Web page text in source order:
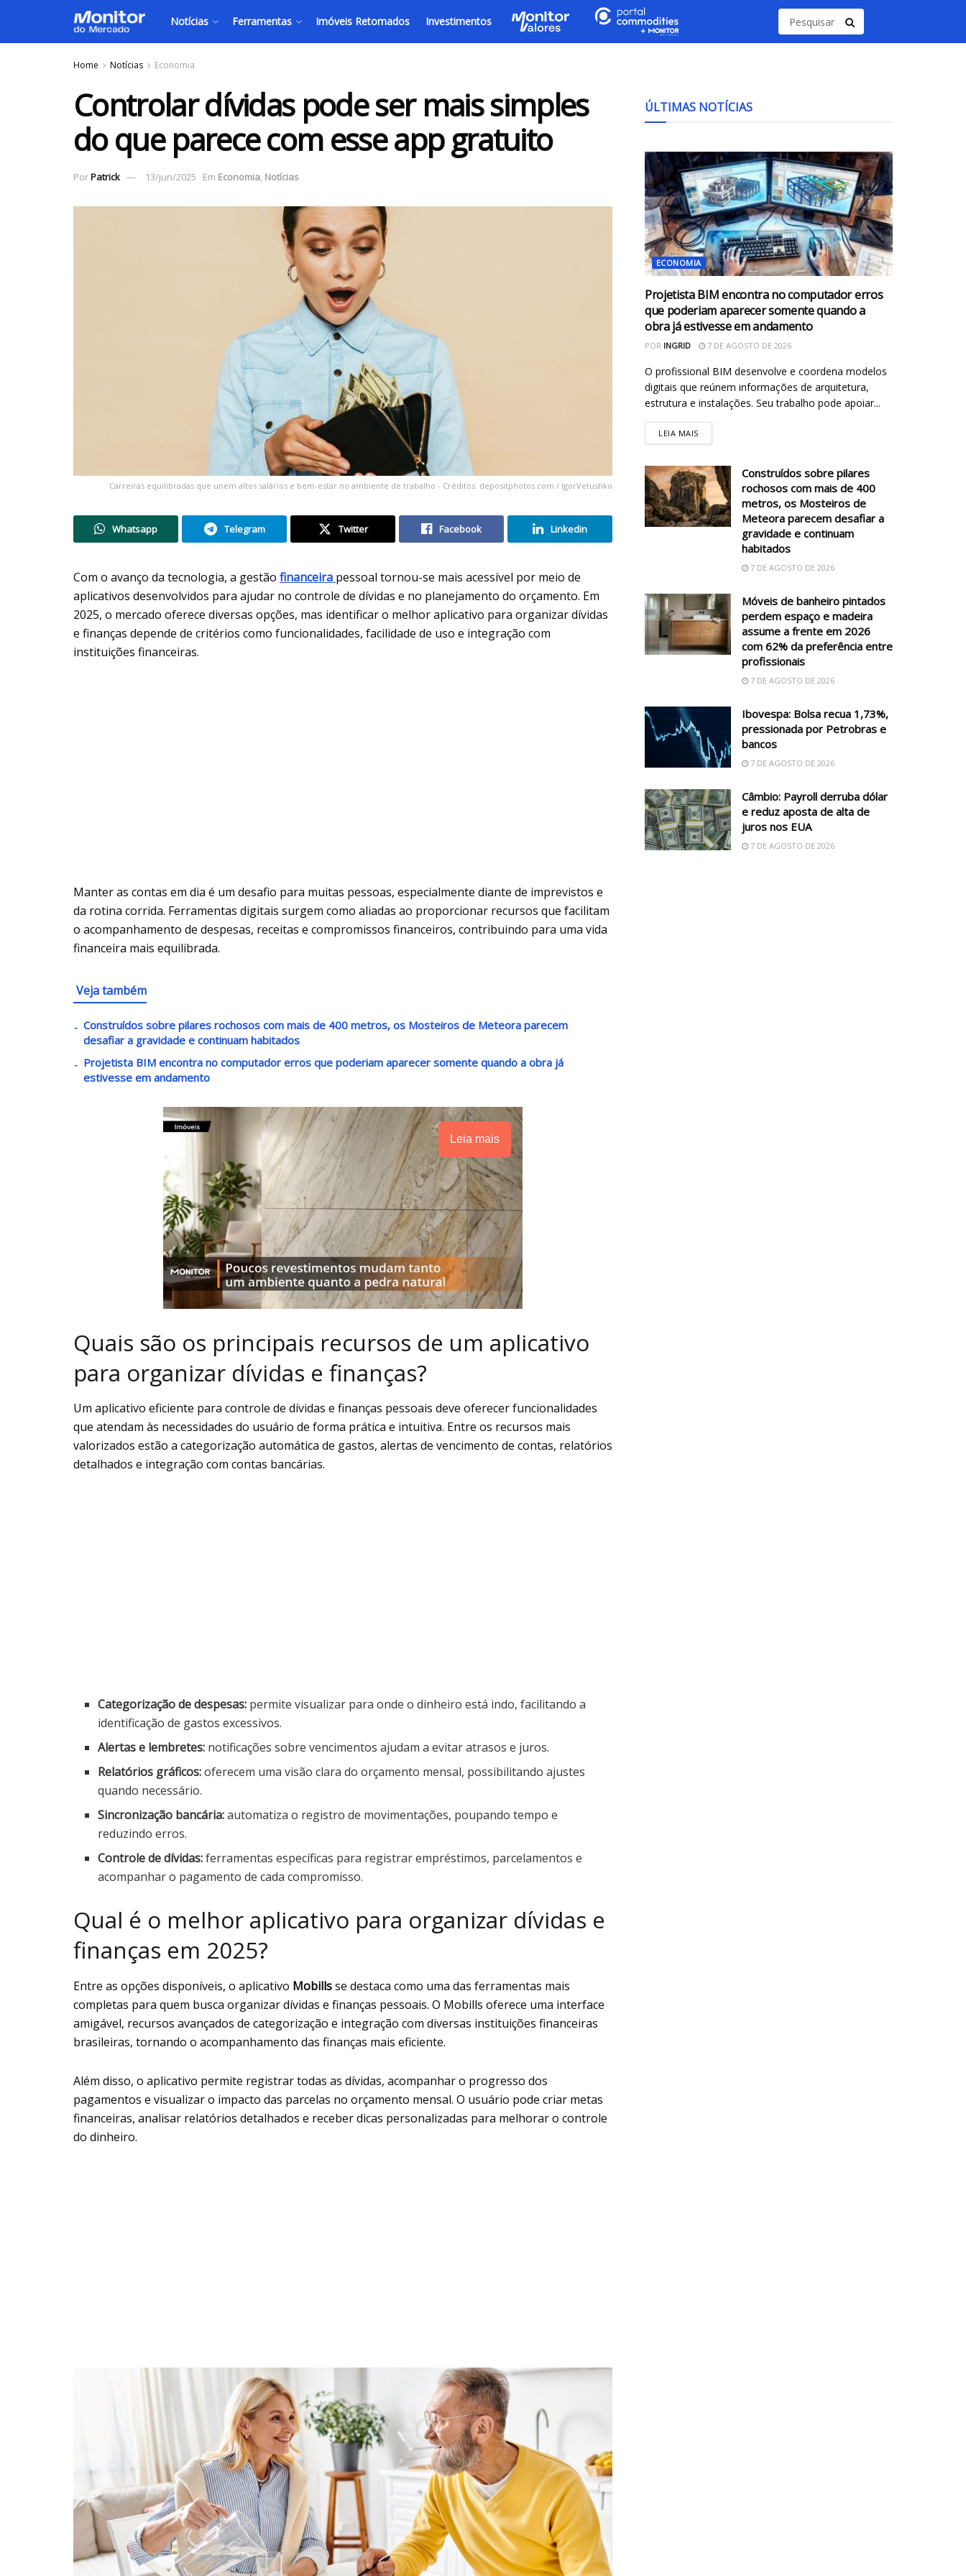
Notícias Ferramentas Imóveis Retomados Investimentos
Home Notícias Economia
Controlar dívidas pode ser mais simples
do que parece com esse app gratuito
PorPatrick 13/jun/2025 Em Economia, Notícias
Carreiras equilibradas que unem altos salários e bem-estar no ambiente de trabalho - Créditos: depositphotos.com / IgorVetushko
Whatsapp Telegram Twitter Facebook Linkedin
Com o avanço da tecnologia, a gestão financeira pessoal tornou-se mais acessível por meio de
aplicativos desenvolvidos para ajudar no controle de dívidas e no planejamento do orçamento. Em
2025, o mercado oferece diversas opções, mas identificar o melhor aplicativo para organizar dívidas
e finanças depende de critérios como funcionalidades, facilidade de uso e integração com
instituições financeiras.
Manter as contas em dia é um desafio para muitas pessoas, especialmente diante de imprevistos e
da rotina corrida. Ferramentas digitais surgem como aliadas ao proporcionar recursos que facilitam
o acompanhamento de despesas, receitas e compromissos financeiros, contribuindo para uma vida
financeira mais equilibrada.
Veja também
Construídos sobre pilares rochosos com mais de 400 metros, os Mosteiros de Meteora parecem
desafiar a gravidade e continuam habitados
Projetista BIM encontra no computador erros que poderiam aparecer somente quando a obra já
estivesse em andamento
Leia mais
Quais são os principais recursos de um aplicativo
para organizar dívidas e finanças?
Um aplicativo eficiente para controle de dívidas e finanças pessoais deve oferecer funcionalidades
que atendam às necessidades do usuário de forma prática e intuitiva. Entre os recursos mais
valorizados estão a categorização automática de gastos, alertas de vencimento de contas, relatórios
detalhados e integração com contas bancárias.
Categorização de despesas: permite visualizar para onde o dinheiro está indo, facilitando a
identificação de gastos excessivos.
Alertas e lembretes: notificações sobre vencimentos ajudam a evitar atrasos e juros.
Relatórios gráficos:oferecem uma visão clara do orçamento mensal, possibilitando ajustes
quando necessário.
Sincronização bancária:automatiza o registro de movimentações, poupando tempo e
reduzindo erros.
Controle de dívidas:ferramentas específicas para registrar empréstimos, parcelamentos e
acompanhar o pagamento de cada compromisso.
Qual é o melhor aplicativo para organizar dívidas e
finanças em 2025?
Entre as opções disponíveis, o aplicativo Mobillsse destaca como uma das ferramentas mais
completas para quem busca organizar dívidas e finanças pessoais. O Mobills oferece uma interface
amigável, recursos avançados de categorização e integração com diversas instituições financeiras
brasileiras, tornando o acompanhamento das finanças mais eficiente.
Além disso, o aplicativo permite registrar todas as dívidas, acompanhar o progresso dos
pagamentos e visualizar o impacto das parcelas no orçamento mensal. O usuário pode criar metas
financeiras, analisar relatórios detalhados e receber dicas personalizadas para melhorar o controle
do dinheiro.
ÚLTIMAS NOTÍCIAS
ECONOMIA
Projetista BIM encontra no computador erros
que poderiam aparecer somente quando a
obra já estivesse em andamento
POR INGRID 7 DE AGOSTO DE 2026
O profissional BIM desenvolve e coordena modelos
digitais que reúnem informações de arquitetura,
estrutura e instalações. Seu trabalho pode apoiar...
LEIA MAIS
Construídos sobre pilares
rochosos com mais de 400
metros, os Mosteiros de
Meteora parecem desafiar a
gravidade e continuam
habitados
7 DE AGOSTO DE 2026
Móveis de banheiro pintados
perdem espaço e madeira
assume a frente em 2026
com 62% da preferência entre
profissionais
7 DE AGOSTO DE 2026
Ibovespa: Bolsa recua 1,73%,
pressionada por Petrobras e
bancos
7 DE AGOSTO DE 2026
Câmbio: Payroll derruba dólar
e reduz aposta de alta de
juros nos EUA
7 DE AGOSTO DE 2026